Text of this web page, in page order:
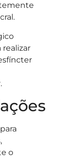
realizar
o